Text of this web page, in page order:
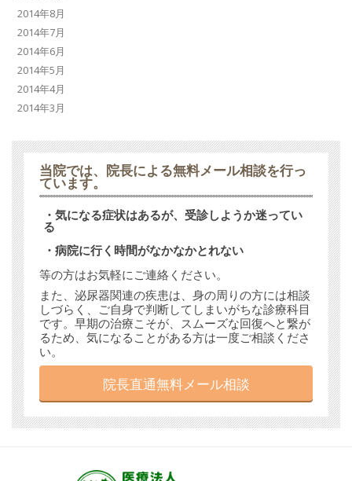
2014年8月
2014年7月
2014年6月
2014年5月
2014年4月
2014年3月
当院では、 院長による無料メール相談を行っ
ています。
・気になる症状はあるが、受診しようか迷ってい
る
・病院に行く時間がなかなかとれない
等の方はお気軽にご連絡ください。
また、泌尿器関連の疾患は、身の周りの方には相談
しづらく、ご自身で判断してしまいがちな診療科目
です。早期の治療こそが、スムーズな回復へと繋が
るため、気になることがある方は一度ご相談くださ
い。
院長直通無料メール相談